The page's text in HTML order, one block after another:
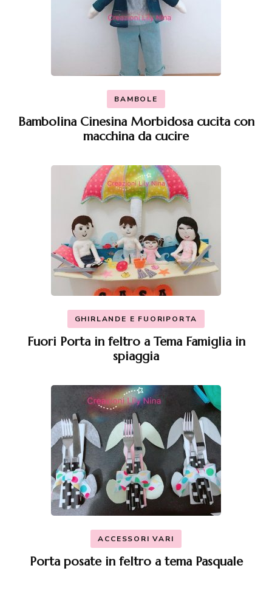
BAMBOLE
Bambolina Cinesina Morbidosa cucita con
macchina da cucire
GHIRLANDE E FUORIPORTA
Fuori Porta in feltro a Tema Famiglia in
spiaggia
ACCESSORI VARI
Porta posate in feltro a tema Pasquale